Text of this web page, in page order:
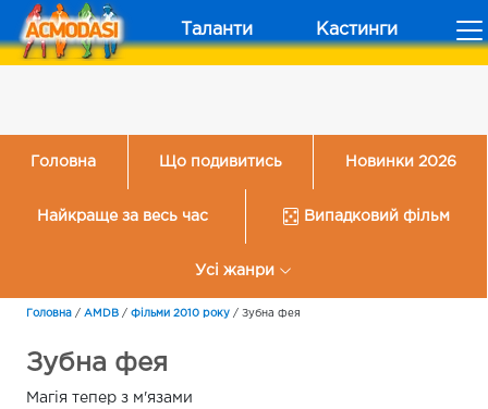
Таланти Кастинги
Головна Що подивитись Новинки 2026
Найкраще за весь час Випадковий фільм
Усі жанри
Головна / AMDB / Фільми 2010 року / Зубна фея
Зубна фея
Магія тепер з м'язами